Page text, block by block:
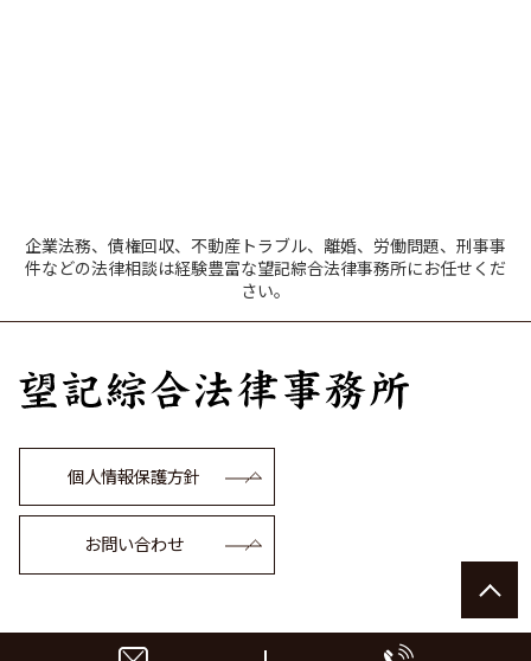
企業法務、債権回収、不動産トラブル、離婚、労働問題、刑事事
件などの法律相談は経験豊富な望記綜合法律事務所にお任せくだ
さい。
個人情報保護方針
お問い合わせ